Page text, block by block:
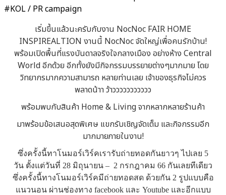
#KOL / PR campaign
เริ่มขึ้นแล้วนะครับกับงาน NocNoc FAIR HOME
INSPIREALTION งานนี้ NocNoc จัดใหญ่เพื่อคนรักบ้าน!
พร้อมเปิดพื้นที่แรงบันดาลจริงใจกลางเมือง อย่างห้าง Central
World อีกด้วย อีกทั้งยังมีกิจกรรมบรรยายต่างๆมากมาย โดย
วิทยากรมากความสามารถ หลายท่านเลย เจ้าของธุรกิจไม่ควร
พลาดน้าา ว้าววววววววววว
พร้อมพบกับสินค้า Home & Living จากหลากหลายร้านค้า
มาพร้อมข้อเสนอสุดพิเศษ แขกรับเชิญจัดเต็ม และกิจกรรมอีก
มากมายภายในงาน!
ซึ่งครั้งนี้ทาโนมอร์​เวิร์คเรารับถ่ายทอดกันยาวๆ ไปเลย 5
วัน ตั้งแต่วันที่ 28 มิถุนายน – 2 กรกฎาคม 66 กันเลยทีเดียว
ซึ่งครั้งนี้ทางโนมอร์เวิร์คมีถ่ายทอดสด ด้วยกัน 2 รูปแบบคือ
แนวนอน ผ่านช่องทาง facebook และ Youtube และอีกแบบ